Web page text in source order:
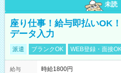
未読
座り仕事！給与即払いOK
データ入力
派遣 ブランクOK WEB登録・面接
給与
時給1800円